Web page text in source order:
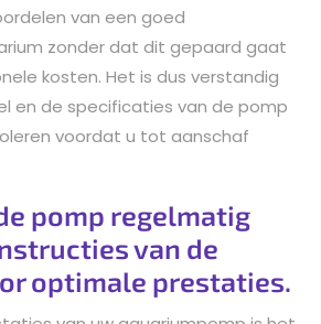
van een goed
zonder dat dit gepaard gaat
kosten. Het is dus verstandig
en de specificaties van de pomp
voordat u tot aanschaf
pomp regelmatig
van de
optimale prestaties.